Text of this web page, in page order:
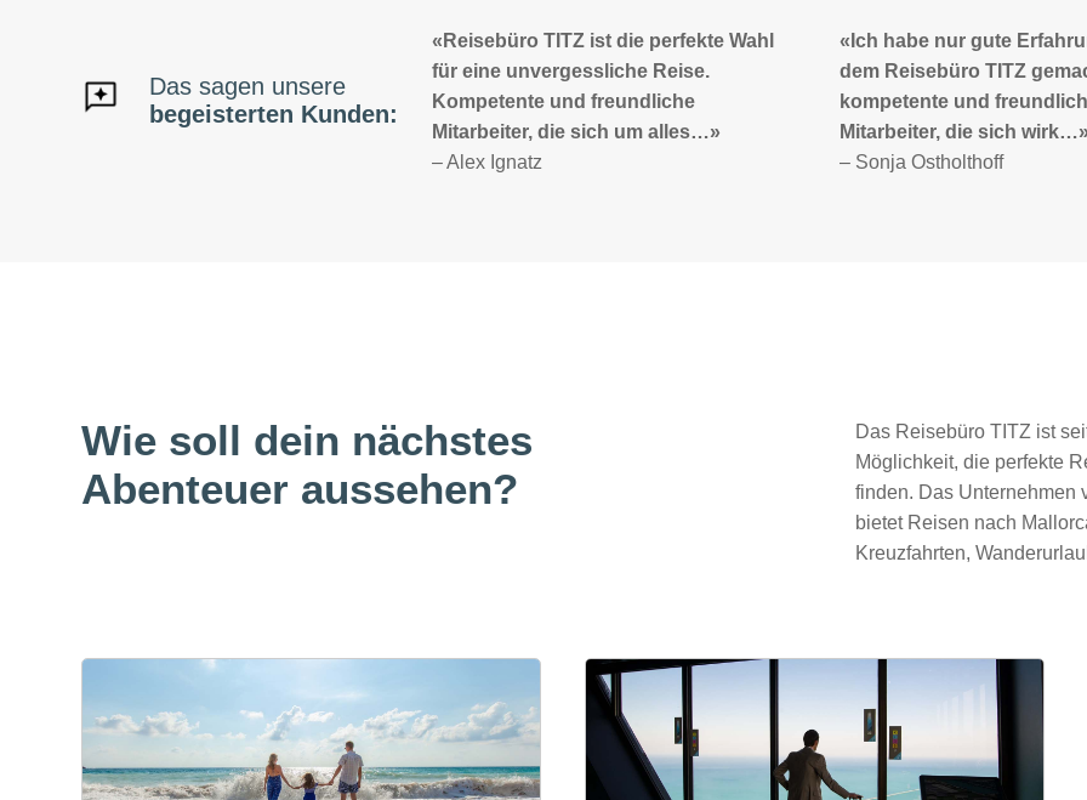
Das sagen unsere
begeisterten Kunden:
Kompetente und freundliche
Mitarbeiter, die sich um alles…»
«Ich habe nur gute Erfahrungen mit
dem Reisebüro TITZ gemacht. Sehr
kompetente und freundliche
Mitarbeiter, die sich wirk…»
– Sonja Ostholthoff
«Wie immer eine Perfekte
es wurde sich sehr viel
genommen. Bis alles
100%»
– Thomas Windoffer
Wie soll dein nächstes
Abenteuer aussehen?
Das Reisebüro TITZ ist
Möglichkeit, die perfekte
finden. Das Unternehmen
bietet Reisen nach
Kreuzfahrten,